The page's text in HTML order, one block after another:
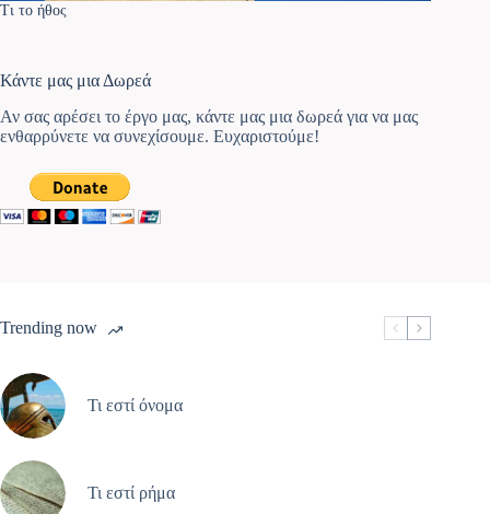
Τι το ήθος
Κάντε μας μια Δωρεά
Αν σας αρέσει το έργο μας, κάντε μας μια δωρεά για να μας
ενθαρρύνετε να συνεχίσουμε. Ευχαριστούμε!
Trending now
Τι εστί όνομα
Τι εστί ρήμα